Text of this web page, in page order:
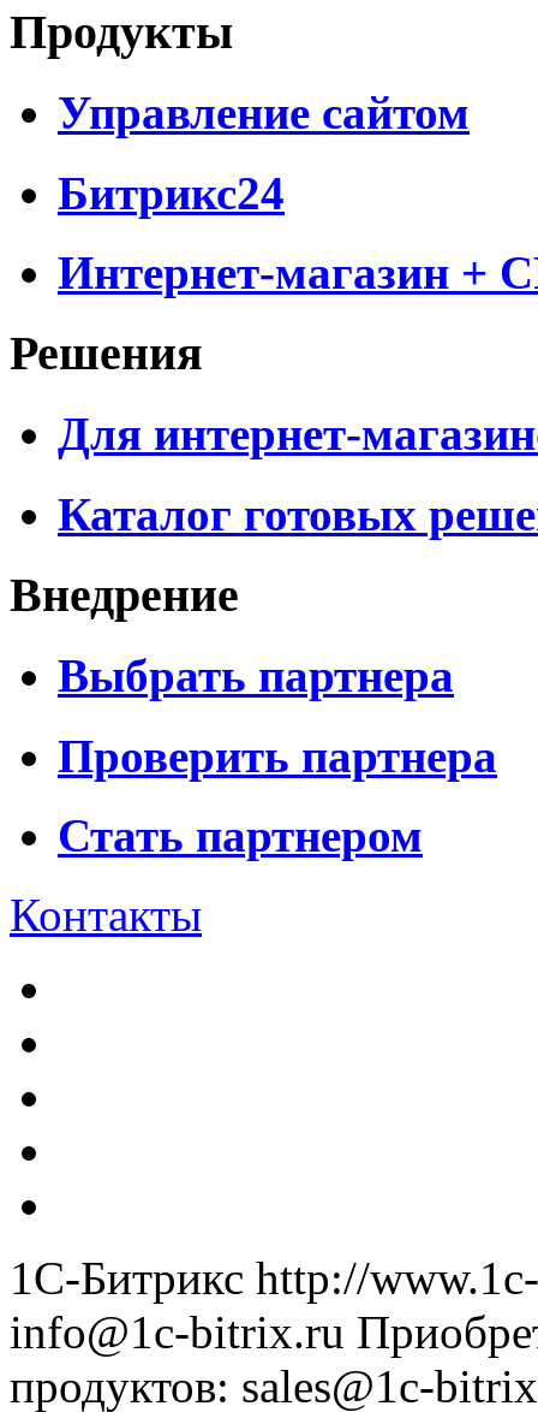
Продукты
Управление сайтом
Битрикс24
Интернет-магазин +
Решения
Для интернет-
Каталог готовых
Внедрение
Выбрать партнера
Проверить партнера
Стать партнером
Контакты
1С-Битрикс http://
info@1c-bitrix.ru
продуктов: sales@1c-